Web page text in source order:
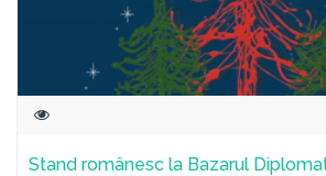
Stand românesc la Bazarul